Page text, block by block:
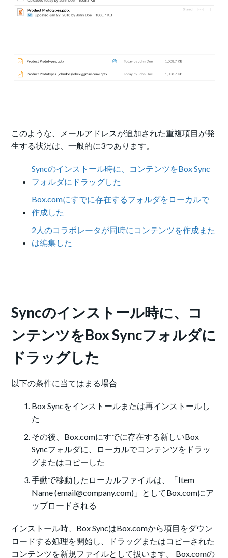
このような、メールアドレスが追加された重複項目が発
生する状況は、一般的に3つあります。
Syncのインストール時に、コンテンツをBox Sync
フォルダにドラッグした
Box.comにすでに存在するフォルダをローカルで
作成した
2人のコラボレータが同時にコンテンツを作成また
は編集した
Syncのインストール時に、コ
ンテンツをBox Syncフォルダに
ドラッグした
以下の条件に当てはまる場合
Box Syncをインストールまたは再インストールし
た
その後、Box.comにすでに存在する新しいBox
Syncフォルダに、ローカルでコンテンツをドラッ
グまたはコピーした
手動で移動したローカルファイルは、「Item
Name (email@company.com)」としてBox.comにア
ップロードされる
インストール時、Box SyncはBox.comから項目をダウン
ロードする処理を開始し、ドラッグまたはコピーされた
コンテンツを新規ファイルとして扱います。 Box.comの